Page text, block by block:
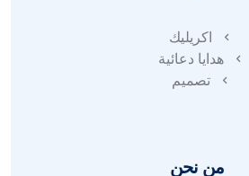
اكريليك
هدايا دعائية
تصميم
من نحن